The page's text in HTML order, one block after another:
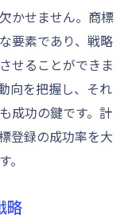
かせません。商標
要素であり、戦略
せることができま
向を把握し、それ
成功の鍵です。計
登録の成功率を大
略